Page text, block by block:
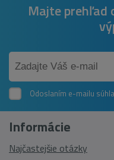
Majte prehľad
Odoslaním e-mailu
Informácie
Najčastejšie otázky